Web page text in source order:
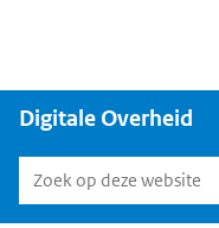
Digitale Overheid